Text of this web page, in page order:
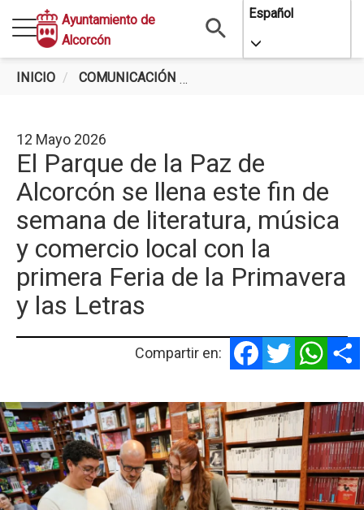
contenido
principal
Ayuntamiento de
Alcorcón
Español
Toggle
INICIO COMUNICACIÓN
12 Mayo 2026
El Parque de la Paz de
Alcorcón se llena este fin de
semana de literatura, música
y comercio local con la
primera Feria de la Primavera
y las Letras
Compartir en:
Facebook
Twitter